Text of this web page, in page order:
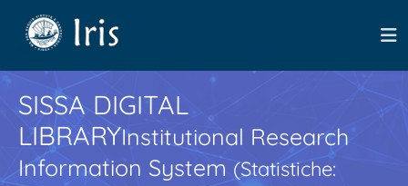
SISSA DIGITAL
LIBRARYInstitutional Research
Information System(Statistiche: